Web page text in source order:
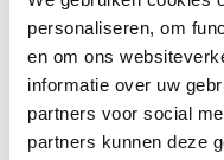
personaliseren, om
en om ons
informatie over uw
partners voor social
partners kunnen deze